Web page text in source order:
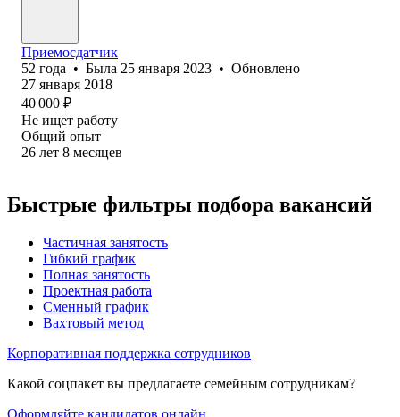
Приемосдатчик
52 года • Была 25 января 2023 • Обновлено
27 января 2018
40 000 ₽
Не ищет работу
Общий опыт
26 лет 8 месяцев
Быстрые фильтры подбора вакансий
Частичная занятость
Гибкий график
Полная занятость
Проектная работа
Сменный график
Вахтовый метод
Корпоративная поддержка сотрудников
Какой соцпакет вы предлагаете семейным сотрудникам?
Оформляйте кандидатов онлайн